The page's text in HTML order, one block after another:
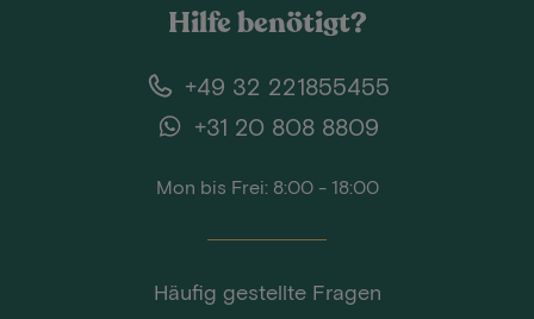
Hilfe benötigt?
+49 32 221855455
+31 20 808 8809
Mon bis Frei: 8:00 - 18:00
Häufig gestellte Fragen